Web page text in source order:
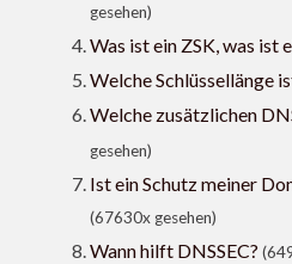
gesehen)
Was ist ein ZSK, was ist
Welche Schlüssellänge
Welche zusätzlichen
gesehen)
Ist ein Schutz meiner
(67630x gesehen)
Wann hilft DNSSEC?